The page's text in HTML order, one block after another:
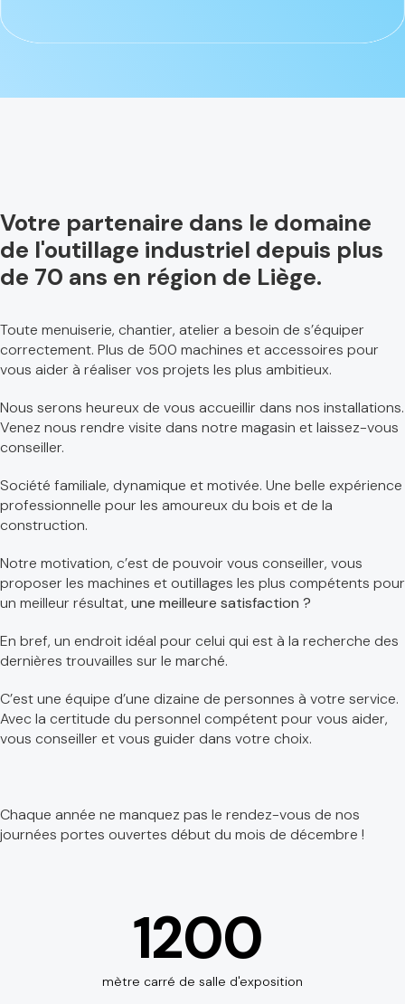
Votre partenaire dans le domaine
de l'outillage industriel depuis plus
de 70 ans en région de Liège.
Toute menuiserie, chantier, atelier a besoin de s’équiper
correctement. Plus de 500 machines et accessoires pour
vous aider à réaliser vos projets les plus ambitieux.
Nous serons heureux de vous accueillir dans nos installations.
Venez nous rendre visite dans notre magasin et laissez-vous
conseiller.
Société familiale, dynamique et motivée. Une belle expérience
professionnelle pour les amoureux du bois et de la
construction.
Notre motivation, c’est de pouvoir vous conseiller, vous
proposer les machines et outillages les plus compétents pour
un meilleur résultat, une meilleure satisfaction ?
En bref, un endroit idéal pour celui qui est à la recherche des
dernières trouvailles sur le marché.
C’est une équipe d’une dizaine de personnes à votre service.
Avec la certitude du personnel compétent pour vous aider,
vous conseiller et vous guider dans votre choix.
Chaque année ne manquez pas le rendez-vous de nos
journées portes ouvertes début du mois de décembre !
1200
mètre carré de salle d'exposition